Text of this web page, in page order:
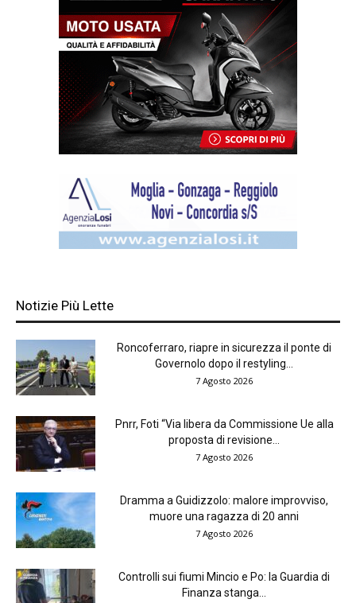
Notizie Più Lette
Roncoferraro, riapre in sicurezza il ponte di
Governolo dopo il restyling...
7 Agosto 2026
Pnrr, Foti “Via libera da Commissione Ue alla
proposta di revisione...
7 Agosto 2026
Dramma a Guidizzolo: malore improvviso,
muore una ragazza di 20 anni
7 Agosto 2026
Controlli sui fiumi Mincio e Po: la Guardia di
Finanza stanga...